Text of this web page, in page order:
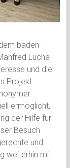
baden-
Lucha
und die
Projekt
ermöglicht,
der Hilfe für
Besuch
und
weiterhin mit